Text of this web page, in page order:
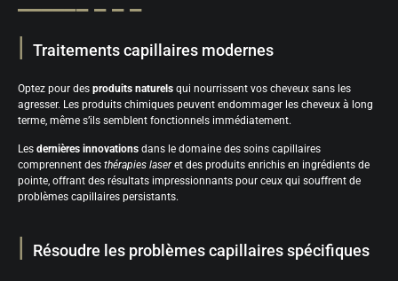
Traitements capillaires modernes
Optez pour des produits naturels qui nourrissent vos cheveux sans les
agresser. Les produits chimiques peuvent endommager les cheveux à long
terme, même s’ils semblent fonctionnels immédiatement.
Les dernières innovations dans le domaine des soins capillaires
comprennent des thérapies laseret des produits enrichis en ingrédients de
pointe, offrant des résultats impressionnants pour ceux qui souffrent de
problèmes capillaires persistants.
Résoudre les problèmes capillaires spécifiques